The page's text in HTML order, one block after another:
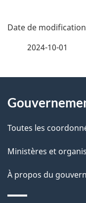
D
i
l
s
d
e
2024-10-01
propos
de
ce
site
Toutes les
Ministères et
À propos du